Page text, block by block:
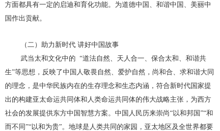
方面都具有一定的启迪和育化功能。为道德中国、和谐中国、美丽中
国作出贡献。
（二）助力新时代 讲好中国故事
武当太和文化中的 “道法自然、天人合一、保合太和、和谐共
生”等思想，反映了中国人敬畏自然、爱护自然，尚和合、求和谐大同
的理念，是中华民族内在的生存理念和生态内涵，符合新时代国家提
出的构建亚太命运共同体和人类命运共同体的伟大战略主张，为西方
社会的发展提供东方中国智慧方案。中国人民历来崇尚“以和邦国”“和
而不同”“以和为贵”。地球是人类共同的家园，亚太地区及全世界都要